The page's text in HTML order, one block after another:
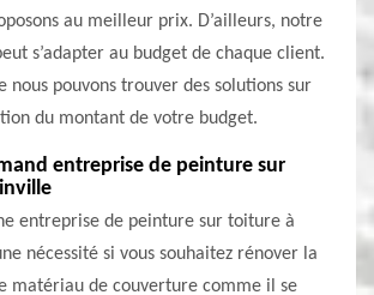
au meilleur prix. D’ailleurs, notre
s’adapter au budget de chaque client.
nous pouvons trouver des solutions sur
du montant de votre budget.
entreprise de peinture sur
entreprise de peinture sur toiture à
nécessité si vous souhaitez rénover la
matériau de couverture comme il se